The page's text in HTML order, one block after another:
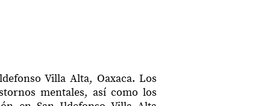
Villa Alta, Oaxaca. Los
mentales, así como los